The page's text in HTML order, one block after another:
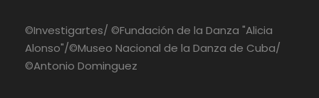
©Investigartes/ ©Fundación de la Danza "Alicia
Alonso"/©Museo Nacional de la Danza de Cuba/
©Antonio Dominguez